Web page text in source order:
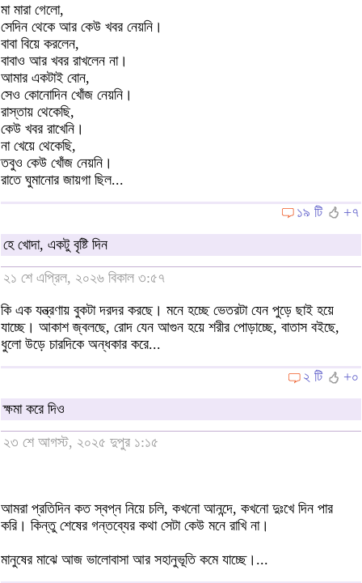
মা মারা গেলো,
সেদিন থেকে আর কেউ খবর নেয়নি।
বাবা বিয়ে করলেন,
বাবাও আর খবর রাখলেন না।
আমার একটাই বোন,
সেও কোনোদিন খোঁজ নেয়নি।
রাস্তায় থেকেছি,
কেউ খবর রাখেনি।
না খেয়ে থেকেছি,
তবুও কেউ খোঁজ নেয়নি।
রাতে ঘুমানোর জায়গা ছিল...
১৯ টি
+৭
হে খোদা, একটু বৃষ্টি দিন
২১ শে এপ্রিল, ২০২৬ বিকাল ৩:৫৭
কি এক যন্ত্রণায় বুকটা দরদর করছে। মনে হচ্ছে ভেতরটা যেন পুড়ে ছাই হয়ে
যাচ্ছে। আকাশ জ্বলছে, রোদ যেন আগুন হয়ে শরীর পোড়াচ্ছে, বাতাস বইছে,
ধুলো উড়ে চারদিকে অন্ধকার করে...
২ টি
+০
ক্ষমা করে দিও
২৩ শে আগস্ট, ২০২৫ দুপুর ১:১৫
আমরা প্রতিদিন কত স্বপ্ন নিয়ে চলি, কখনো আনন্দে, কখনো দুঃখে দিন পার
করি। কিন্তু শেষের গন্তব্যের কথা সেটা কেউ মনে রাখি না।
মানুষের মাঝে আজ ভালোবাসা আর সহানুভূতি কমে যাচ্ছে।...